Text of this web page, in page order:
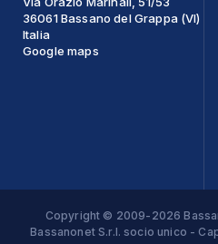
36061 Bassano del Grappa (VI)
Italia
Google maps
Copyright © 2009-2026
Bassanonet S.r.l. socio unico -